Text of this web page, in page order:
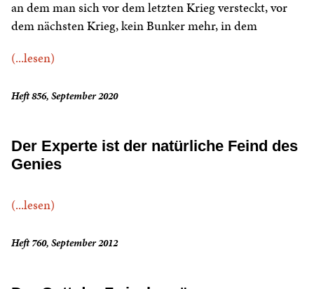
an dem man sich vor dem letzten Krieg versteckt, vor
dem nächsten Krieg, kein Bunker mehr, in dem
(...lesen)
Heft 856, September 2020
Der Experte ist der natürliche Feind des
Genies
(...lesen)
Heft 760, September 2012